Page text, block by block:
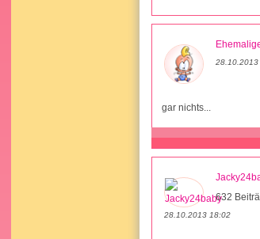
28.10.2013
gar nichts...
632
28.10.2013 18:02